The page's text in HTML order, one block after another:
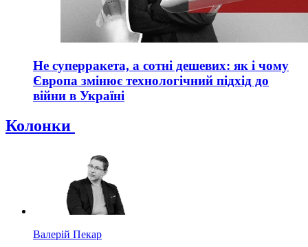
Не суперракета, а сотні дешевих: як і чому
Європа змінює технологічний підхід до
війни в Україні
Колонки
Валерій Пекар